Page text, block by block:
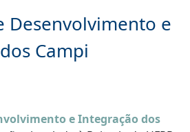
Desenvolvimento e
Campi
e Integração dos